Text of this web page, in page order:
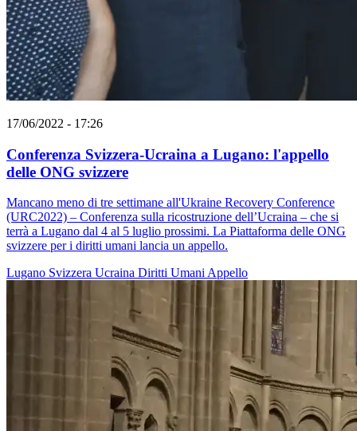
17/06/2022 - 17:26
Conferenza Svizzera-Ucraina a Lugano: l'appello
delle ONG svizzere
Mancano meno di tre settimane all'Ukraine Recovery Conference
(URC2022) – Conferenza sulla ricostruzione dell’Ucraina – che si
terrà a Lugano dal 4 al 5 luglio prossimi. La Piattaforma delle ONG
svizzere per i diritti umani lancia un appello.
Lugano Svizzera Ucraina Diritti UmaniAppello